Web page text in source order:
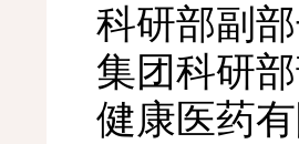
科研部副
集团科研
健康医药